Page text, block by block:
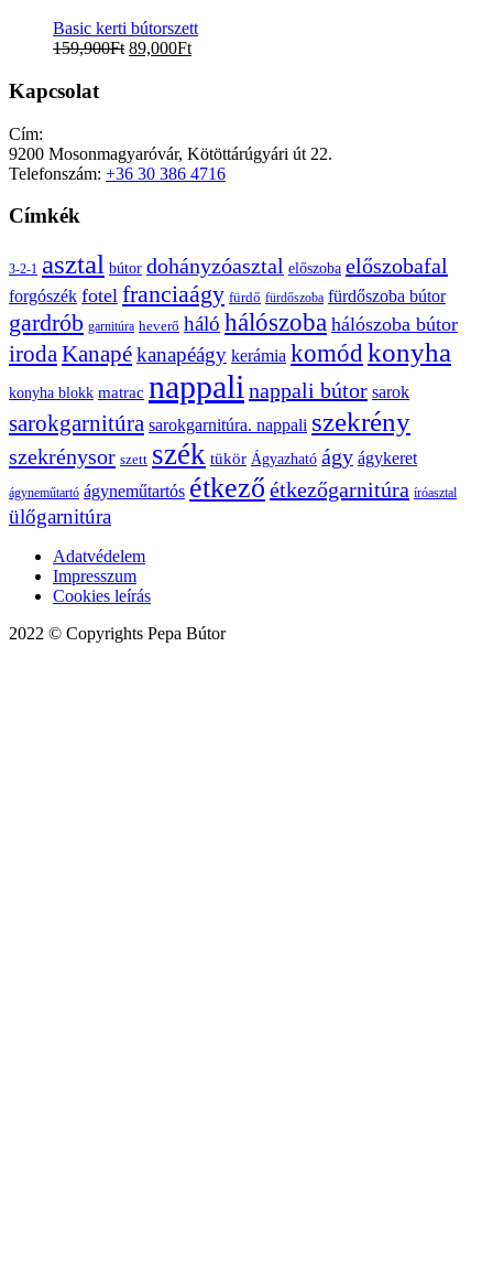
Basic kerti bútorszett
159,900Ft 89,000Ft
Kapcsolat
Cím:
9200 Mosonmagyaróvár, Kötöttárúgyári út 22.
Telefonszám: +36 30 386 4716
Címkék
3-2-1 asztal bútor dohányzóasztal előszoba előszobafal
forgószék fotel franciaágy fürdő fürdőszoba fürdőszoba bútor
gardrób garnitúra heverő háló hálószoba hálószoba bútor
iroda Kanapékanapéágy kerámia komód konyha
konyha blokk matrac nappali nappali bútor sarok
sarokgarnitúra sarokgarnitúra. nappali szekrény
szekrénysor szett szék tükör Ágyazható ágy ágykeret
ágyneműtartó ágyneműtartós étkező étkezőgarnitúra íróasztal
ülőgarnitúra
Adatvédelem
Impresszum
Cookies leírás
2022 © Copyrights Pepa Bútor